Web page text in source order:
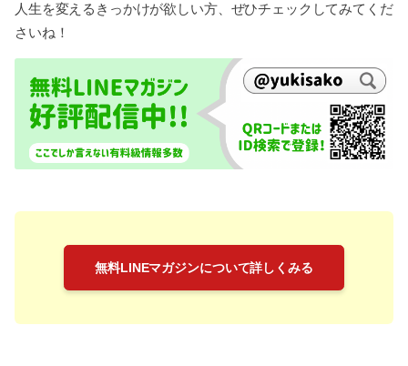
人生を変えるきっかけが欲しい方、ぜひチェックしてみてくだ
さいね！
無料LINEマガジンについて詳しくみる